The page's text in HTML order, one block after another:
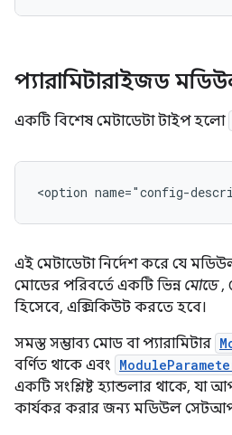
প্যারামিটারাইজড
একটি বিশেষ মেটাডেটা টাইপ হলো
<option name="config-
এই মেটাডেটা নির্দেশ করে যে
মোডের পরিবর্তে একটি ভিন্ন মোডে,
হিসেবে, এক্সিকিউট করতে হবে।
সমস্ত সম্ভাব্য মোড বা প্যারামিটার
বর্ণিত থাকে এবং
একটি সংশ্লিষ্ট হ্যান্ডলার থাকে, যা
কার্যকর করার জন্য মডিউল